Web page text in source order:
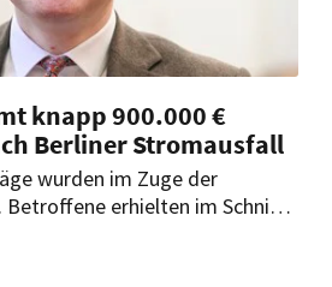
knapp 900.000 €
Berliner Stromausfall
wurden im Zuge der
erhielten im Schnitt
und Nacht für ihre